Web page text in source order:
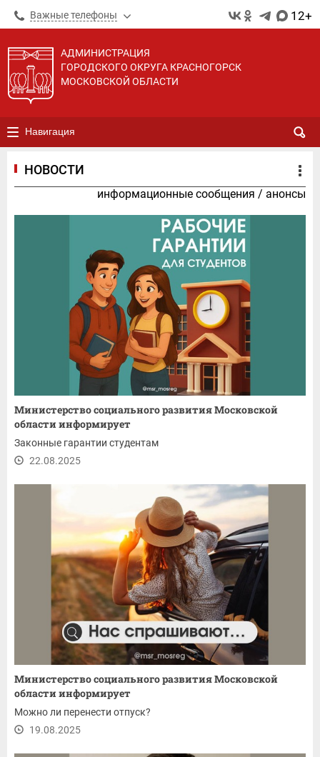
Важные телефоны 12+
АДМИНИСТРАЦИЯ
ГОРОДСКОГО ОКРУГА КРАСНОГОРСК
МОСКОВСКОЙ ОБЛАСТИ
Навигация
НОВОСТИ
информационные сообщения / анонсы
Министерство социального развития Московской
области информирует
Законные гарантии студентам
22.08.2025
Министерство социального развития Московской
области информирует
Можно ли перенести отпуск?
19.08.2025